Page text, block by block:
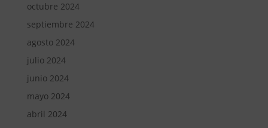
octubre 2024
septiembre 2024
agosto 2024
julio 2024
junio 2024
mayo 2024
abril 2024